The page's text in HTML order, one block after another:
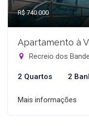
R$ 740.000
Apartamento à
Recreio dos
2 Quartos 2
Mais informações